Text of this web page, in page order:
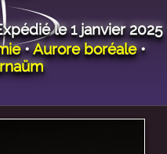
le 1 janvier 2025
•Aurore boréale•